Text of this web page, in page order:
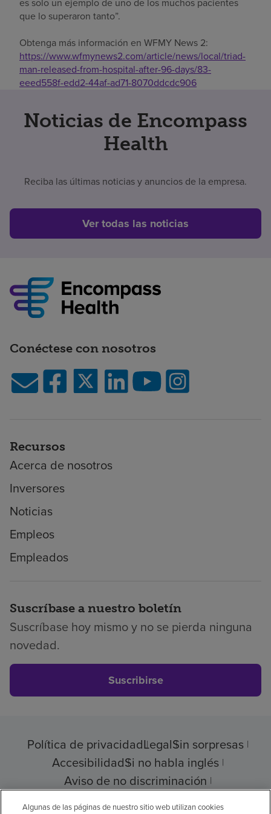
es solo un ejemplo de uno de los muchos pacientes
que lo superaron tanto”.
Obtenga más información en WFMY News 2:
https://www.wfmynews2.com/article/news/local/triad-
man-released-from-hospital-after-96-days/83-
eeed558f-edd2-44af-ad71-8070ddcdc906
Noticias de Encompass
Health
Reciba las últimas noticias y anuncios de la empresa.
Ver todas las noticias
Conéctese con nosotros
Recursos
Acerca de nosotros
Inversores
Noticias
Empleos
Empleados
Suscríbase a nuestro boletín
Suscríbase hoy mismo y no se pierda ninguna
novedad.
Suscribirse
Política de privacidadLegalSin sorpresas
AccesibilidadSi no habla inglés
Aviso de no discriminación
Cumplimiento de los proveedores
Algunas de las páginas de nuestro sitio web utilizan cookies